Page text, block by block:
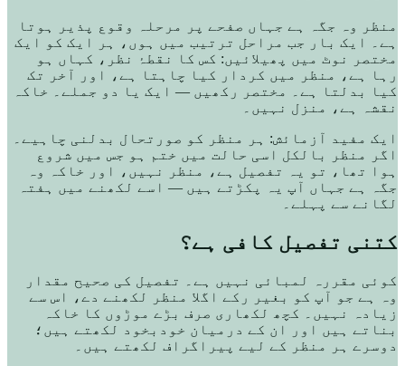
منظر وہ جگہ ہے جہاں صفحے پر مرحلہ وقوع پذیر ہوتا
ہے۔ ایک بار جب مراحل ترتیب میں ہوں، ہر ایک کو ایک
مختصر نوٹ میں پھیلائیں: کس کا نقطۂ نظر، کہاں ہو
رہا ہے، منظر میں کردار کیا چاہتا ہے، اور آخر تک
کیا بدلتا ہے۔ مختصر رکھیں — ایک یا دو جملے۔ خاکہ
نقشہ ہے، منزل نہیں۔
ایک مفید آزمائش: ہر منظر کو صورتحال بدلنی چاہیے۔
اگر منظر بالکل اسی حالت میں ختم ہو جس میں شروع
ہوا تھا، تو یہ تفصیل ہے، منظر نہیں، اور خاکہ وہ
جگہ ہے جہاں آپ یہ پکڑتے ہیں — اسے لکھنے میں ہفتہ
لگانے سے پہلے۔
کتنی تفصیل کافی ہے؟
کوئی مقررہ لمبائی نہیں ہے۔ تفصیل کی صحیح مقدار
وہ ہے جو آپ کو بغیر رکے اگلا منظر لکھنے دے، اس سے
زیادہ نہیں۔ کچھ لکھاری صرف بڑے موڑوں کا خاکہ
بناتے ہیں اور ان کے درمیان خودبخود لکھتے ہیں؛
دوسرے ہر منظر کے لیے پیراگراف لکھتے ہیں۔